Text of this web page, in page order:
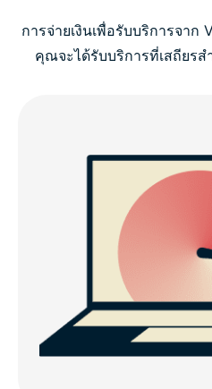
การจ่ายเงินเพื่อรับบริการจา
คุณจะได้รับบริการที่เสถียรส